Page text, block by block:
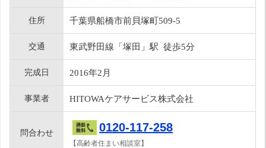
住所 千葉県船橋市前貝塚町509-5
交通 東武野田線「塚田」駅 徒歩5分
完成日 2016年2月
事業者 HITOWAケアサービス株式会社
問合わせ 0120-117-258
【高齢者住まい相談室】